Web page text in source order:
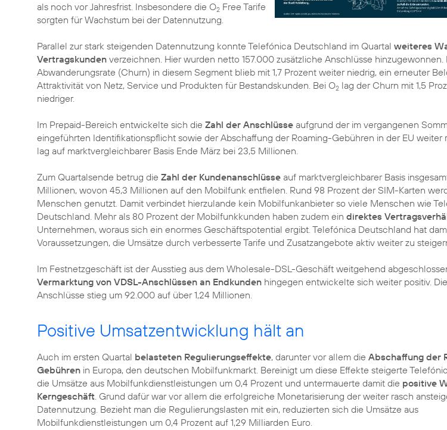
als noch vor Jahresfrist. Insbesondere die O2 Free Tarife
sorgten für Wachstum bei der Datennutzung.
Parallel zur stark steigenden Datennutzung konnte Telefónica Deutschland im Quartal weiteres
Vertragskunden verzeichnen. Hier wurden netto 157.000 zusätzliche Anschlüsse hinzugewonnen.
Abwanderungsrate (Churn) in diesem Segment blieb mit 1,7 Prozent weiter niedrig, ein erneuter
Attraktivität von Netz, Service und Produkten für Bestandskunden. Bei O2 lag der Churn mit 1,5
niedriger.
Im Prepaid-Bereich entwickelte sich die Zahl der Anschlüsse aufgrund der im vergangenen
eingeführten Identifikationspflicht sowie der Abschaffung der Roaming-Gebühren in der EU weiter
lag auf marktvergleichbarer Basis Ende März bei 23,5 Millionen.
Zum Quartalsende betrug die Zahl der Kundenanschlüsse auf marktvergleichbarer Basis
Millionen, wovon 45,3 Millionen auf den Mobilfunk entfielen. Rund 98 Prozent der SIM-Karten
Menschen genutzt. Damit verbindet hierzulande kein Mobilfunkanbieter so viele Menschen wie
Deutschland. Mehr als 80 Prozent der Mobilfunkkunden haben zudem ein direktes
Unternehmen, woraus sich ein enormes Geschäftspotential ergibt. Telefónica Deutschland hat
Voraussetzungen, die Umsätze durch verbesserte Tarife und Zusatzangebote aktiv weiter zu
Im Festnetzgeschäft ist der Ausstieg aus dem Wholesale-DSL-Geschäft weitgehend
Vermarktung von VDSL-Anschlüssen an Endkunden hingegen entwickelte sich weiter positiv.
Anschlüsse stieg um 92.000 auf über 1,24 Millionen.
Positive Umsatzentwicklung hält an
Auch im ersten Quartal belasteten Regulierungseffekte, darunter vor allem die Abschaffung der
Gebühren in Europa, den deutschen Mobilfunkmarkt. Bereinigt um diese Effekte steigerte
die Umsätze aus Mobilfunkdienstleistungen um 0,4 Prozent und untermauerte damit die positive
Kerngeschäft. Grund dafür war vor allem die erfolgreiche Monetarisierung der weiter rasch
Datennutzung. Bezieht man die Regulierungslasten mit ein, reduzierten sich die Umsätze aus
Mobilfunkdienstleistungen um 0,4 Prozent auf 1,29 Milliarden Euro.